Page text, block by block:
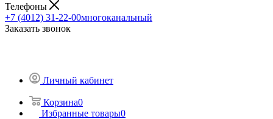
Телефоны
+7 (4012) 31-22-00многоканальный
Заказать звонок
Личный кабинет
Корзина0
Избранные товары0